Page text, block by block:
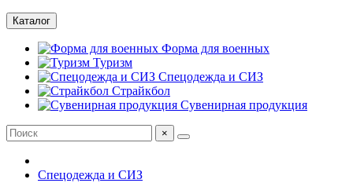
Каталог
Форма для военных
Туризм
Спецодежда и СИЗ
Страйкбол
Сувенирная продукция
×
Спецодежда и СИЗ